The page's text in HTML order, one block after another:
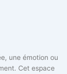
une émotion ou
Cet espace